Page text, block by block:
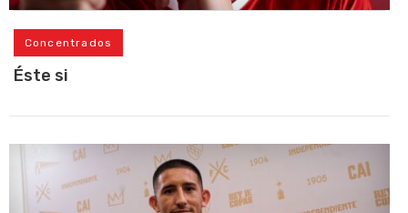
Concentrados
Éste si